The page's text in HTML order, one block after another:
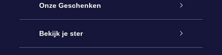
Service
Contact
Onze Geschenken
Online Star Gift
Bekijk je ster